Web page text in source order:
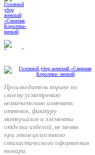
Производитель вправе по
своему усмотрению
незначительно изменять
оттенок, фактуру
материалов и элементы
отделки изделий, не меняя
при этом целостного
стилистического оформления
товара.